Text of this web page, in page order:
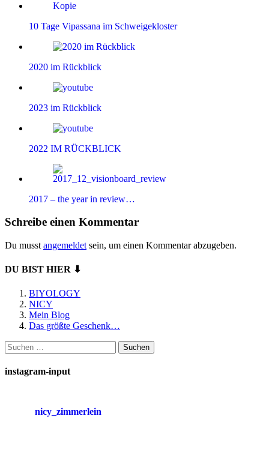
10 Tage Vipassana im Schweigekloster
2020 im Rückblick
2023 im Rückblick
2022 IM RÜCKBLICK
2017 – the year in review…
Schreibe einen Kommentar
Du musst angemeldet sein, um einen Kommentar abzugeben.
DU BIST HIER ⬇
BIYOLOGY
NICY
Mein Blog
Das größte Geschenk…
Suchen
nach:
instagram-input
nicy_zimmerlein